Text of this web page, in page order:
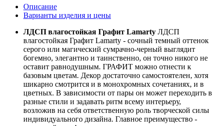
Описание
Варианты изделия и цены
ЛДСП влагостойкая Графит Lamarty ЛДСП
влагостойкая Графит Lamarty - сочный темный оттенок
серого или магический сумрачно-черный выглядит
богемно, элегантно и таинственно, он точно никого не
оставит равнодушным. ГРАФИТ можно отнести к
базовым цветам. Декор достаточно самостоятелен, хотя
шикарно смотрится и в монохромных сочетаниях, и в
цветных. В зависимости от пары он может переходить в
разные стили и задавать ритм всему интерьеру,
возложив на себя ответственную роль творческой силы
индивидуального дизайна. Главное преимущество -